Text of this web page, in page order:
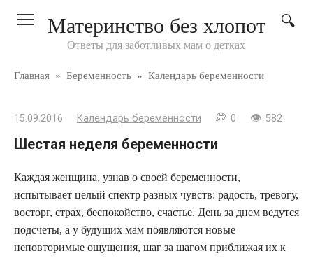
Материнство без хлопот
Ответы для заботливых мам о детках
Главная » Беременность » Календарь беременности
15.09.2016 Календарь беременности 0 582
Шестая неделя беременности
Каждая женщина, узнав о своей беременности,
испытывает целый спектр разных чувств: радость, тревогу,
восторг, страх, беспокойство, счастье. День за днем ведутся
подсчеты, а у будущих мам появляются новые
неповторимые ощущения, шаг за шагом приближая их к